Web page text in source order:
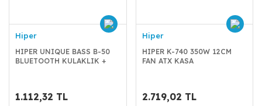
Hiper
HIPER UNIQUE BASS B-50
BLUETOOTH KULAKLIK +
1.112,32 TL
Hiper
HIPER K-740 350W 12CM
FAN ATX KASA
2.719,02 TL